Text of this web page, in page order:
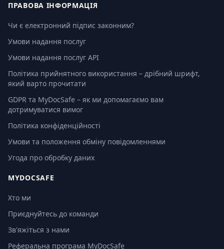
ПРАВОВА ІНФОРМАЦІЯ
Чи є електронний підпис законним?
Умови надання послуг
Умови надання послуг API
Політика прийнятного використання – дрібний шрифт,
який варто прочитати
GDPR та MyDocSafe – як ми допомагаємо вам
дотримуватися вимог
Політика конфіденційності
Умови та положення обміну повідомленнями
Угода про обробку даних
MYDOCSAFE
Хто ми
Приєднуйтесь до команди
Зв'яжіться з нами
Реферальна програма MyDocSafe